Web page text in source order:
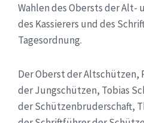
Wahlen des Obersts der Alt-
des Kassierers und des
Tagesordnung.
Der Oberst der Altschützen,
der Jungschützen, Tobias
der Schützenbruderschaft,